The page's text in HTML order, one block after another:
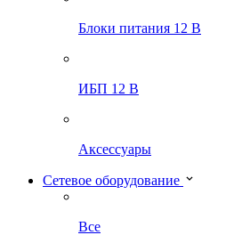
Блоки питания 12 В
ИБП 12 В
Аксессуары
Сетевое оборудование
Все